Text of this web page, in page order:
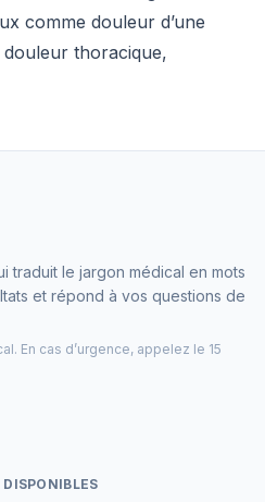
comme douleur d’une
thoracique,
traduit le jargon médical en mots
et répond à vos questions de
En cas d’urgence, appelez le 15